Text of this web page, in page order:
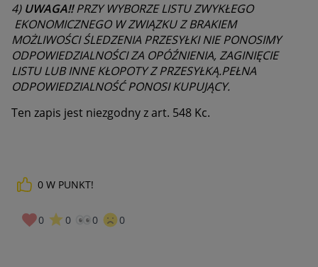
4) UWAGA!!PRZY WYBORZE LISTU ZWYKŁEGO
EKONOMICZNEGO W ZWIĄZKU Z BRAKIEM
MOŻLIWOŚCI ŚLEDZENIA PRZESYŁKI NIE PONOSIMY
ODPOWIEDZIALNOŚCI ZA OPÓŹNIENIA, ZAGINIĘCIE
LISTU LUB INNE KŁOPOTY Z PRZESYŁKĄ.PEŁNA
ODPOWIEDZIALNOŚĆ PONOSI KUPUJĄCY.
Ten zapis jest niezgodny z art. 548 Kc.
0 W PUNKT!
0 0 0 0